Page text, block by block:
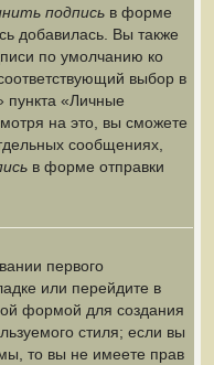
подпись в форме
добавилась. Вы также
по умолчанию ко
выбор в
пункта «Личные
на это, вы сможете
сообщениях,
в форме отправки
первого
или перейдите в
формой для создания
стиля; если вы
то вы не имеете прав